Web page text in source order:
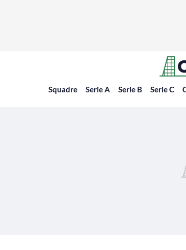
Squadre Serie A Serie B Serie C